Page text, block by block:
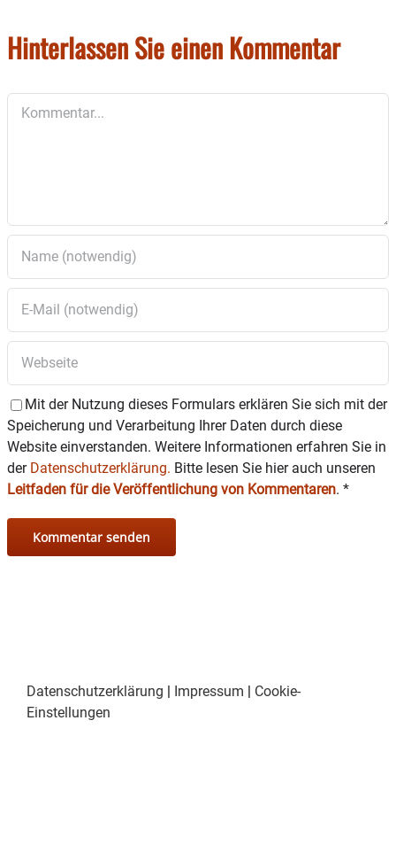
Hinterlassen Sie einen Kommentar
Mit der Nutzung dieses Formulars erklären Sie sich mit der
Speicherung und Verarbeitung Ihrer Daten durch diese
Website einverstanden. Weitere Informationen erfahren Sie in
der Datenschutzerklärung. Bitte lesen Sie hier auch unseren
Leitfaden für die Veröffentlichung von Kommentaren. *
Datenschutzerklärung | Impressum | Cookie-
Einstellungen